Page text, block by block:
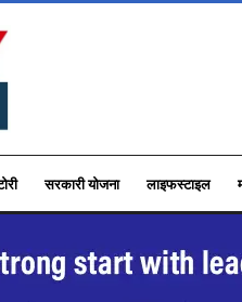
सरकारी योजना लाइफस्टाइल